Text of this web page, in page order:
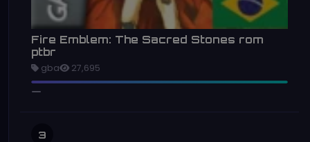
Fire Emblem: The Sacred Stones rom
ptbr
gba 27,695
3